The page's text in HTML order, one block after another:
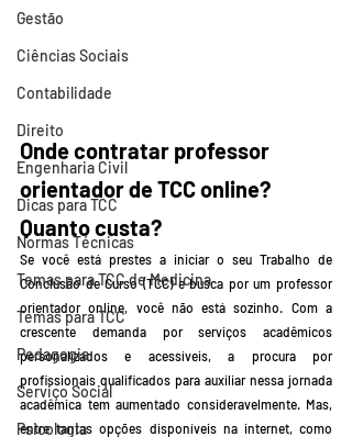
Gestão
Ciências Sociais
Contabilidade
Direito
Engenharia Civil
Dicas para TCC
Normas Técnicas
Temas para TCC de Medicina
Temas para TCC
Pedagogia
Serviço Social
Psicologia
Onde contratar professor
orientador de TCC online?
Quanto custa?
Se você está prestes a iniciar o seu Trabalho de
Conclusão de Curso (TCC) e busca por um professor
orientador online, você não está sozinho. Com a
crescente demanda por serviços acadêmicos
personalizados e acessíveis, a procura por
profissionais qualificados para auxiliar nessa jornada
acadêmica tem aumentado consideravelmente. Mas,
entre tantas opções disponíveis na internet, como